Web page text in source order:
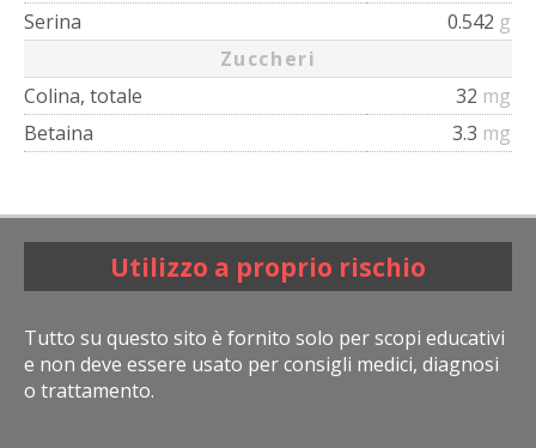
Serina
0.542 g
Zuccheri
Colina, totale
32 mg
Betaina
3.3 mg
Utilizzo a proprio rischio
Tutto su questo sito è fornito solo per scopi educativi
e non deve essere usato per consigli medici, diagnosi
o trattamento.